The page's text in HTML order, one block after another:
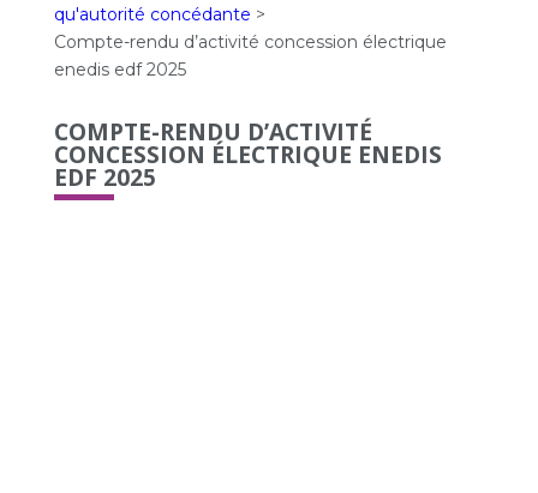
qu'autorité concédante >
Compte-rendu d’activité concession électrique
enedis edf 2025
COMPTE-RENDU D’ACTIVITÉ
CONCESSION ÉLECTRIQUE ENEDIS
EDF 2025